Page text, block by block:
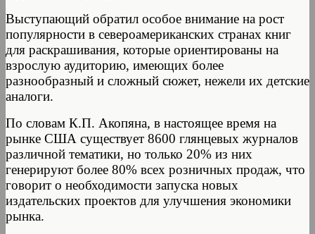
Выступающий обратил особое внимание на рост
популярности в североамериканских странах книг
для раскрашивания, которые ориентированы на
взрослую аудиторию, имеющих более
разнообразный и сложный сюжет, нежели их детские
аналоги.
По словам К.П. Акопяна, в настоящее время на
рынке США существует 8600 глянцевых журналов
различной тематики, но только 20% из них
генерируют более 80% всех розничных продаж, что
говорит о необходимости запуска новых
издательских проектов для улучшения экономики
рынка.